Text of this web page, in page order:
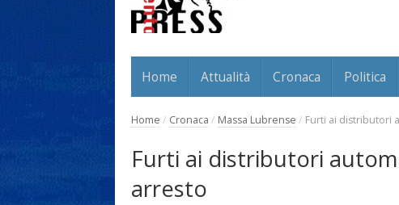
Home Attualità Cronaca Politica
Home / Cronaca / Massa Lubrense / Furti ai distributori
Furti ai distributori
arresto